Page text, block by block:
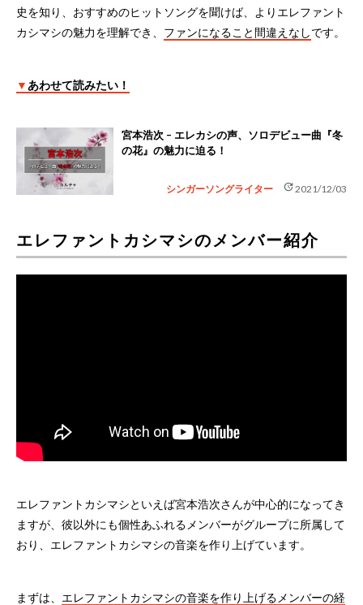
史を知り、おすすめのヒットソングを聞けば、よりエレファント
カシマシの魅力を理解でき、 ファンになること間違えなしです。
▼ あわせて読みたい！
宮本浩次 – エレカシの声、ソロデビュー曲『冬
の花』の魅力に迫る！
シンガーソングライター update2021/12/03
エレファントカシマシのメンバー紹介
エレファントカシマシといえば宮本浩次さんが中心的になってき
ますが、彼以外にも個性あふれるメンバーがグループに所属して
おり、エレファントカシマシの音楽を作り上げています。
まずは、 エレファントカシマシの音楽を作り上げるメンバーの経